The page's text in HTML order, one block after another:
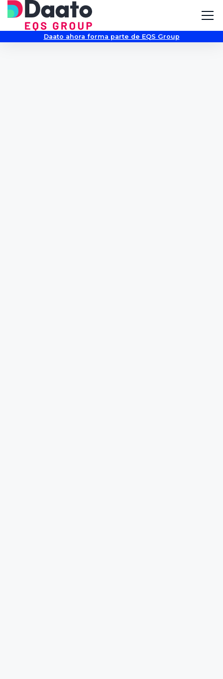
Daato ahora forma parte de EQS Group